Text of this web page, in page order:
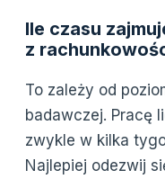
Ile czasu
z
To zależy od
badawczej. Pracę
zwykle w kilka
Najlepiej odezwij